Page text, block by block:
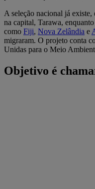
A seleção nacional já
na capital, Tarawa,
como Fiji, Nova Zelândia e
migraram. O projeto conta
Unidas para o Meio
Objetivo é